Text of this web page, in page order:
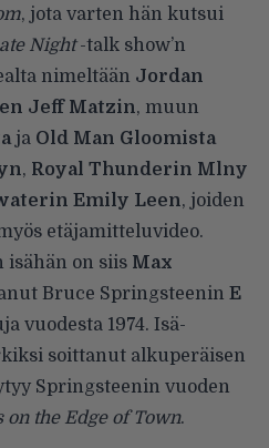
, jota varten hän kutsui
Night-talk show’n
nimeltään Jordan
Jeff Matzin, muun
ja Old Man Gloomista
, Royal Thunderin Mlny
Emily Leen, joiden
etäjamitteluvideo.
isähän on siis Max
Bruce Springsteenin E
vuodesta 1974. Isä-
soittanut alkuperäisen
Springsteenin vuoden
on the Edge of Town.